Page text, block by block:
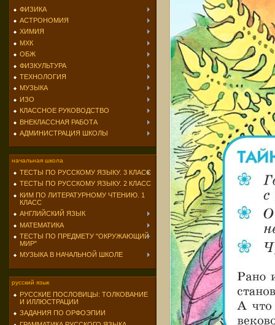
ФИЗИКА
АСТРОНОМИЯ
ХИМИЯ
МХК
ОБЖ
ФИЗКУЛЬТУРА
ТЕХНОЛОГИЯ
МУЗЫКА
ИЗО
КЛАССНОЕ РУКОВОДСТВО
ВНЕКЛАССНАЯ РАБОТА
АДМИНИСТРАЦИЯ ШКОЛЫ
начальная школа
ТЕСТЫ ПО РУССКОМУ ЯЗЫКУ. 3 КЛАСС
ТЕСТЫ ПО РУССКОМУ ЯЗЫКУ. 2 КЛАСС
КИМ ПО ЛИТЕРАТУРНОМУ ЧТЕНИЮ. 1
КЛАСС
АНГЛИЙСКИЙ ЯЗЫК
МАТЕМАТИКА
ТЕСТЫ ПО ПРЕДМЕТУ "ОКРУЖАЮЩИЙ
МИР"
МУЗЫКА В НАЧАЛЬНОЙ ШКОЛЕ
русский язык
РУССКИЕ ПОСЛОВИЦЫ: ТОЛКОВАНИЕ
И ИЛЛЮСТРАЦИИ
ЗАДАНИЯ ПО ОРФОЭПИИ